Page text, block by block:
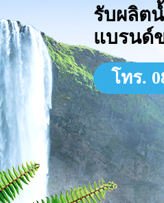
รับผลิต
แบรนด์
โทร.